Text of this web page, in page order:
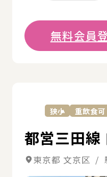
無料会員
狭小 重飲食可
都営三田線
東京都 文京区 /